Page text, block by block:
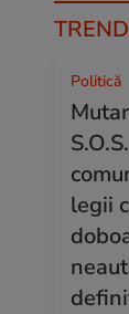
Politică
legii